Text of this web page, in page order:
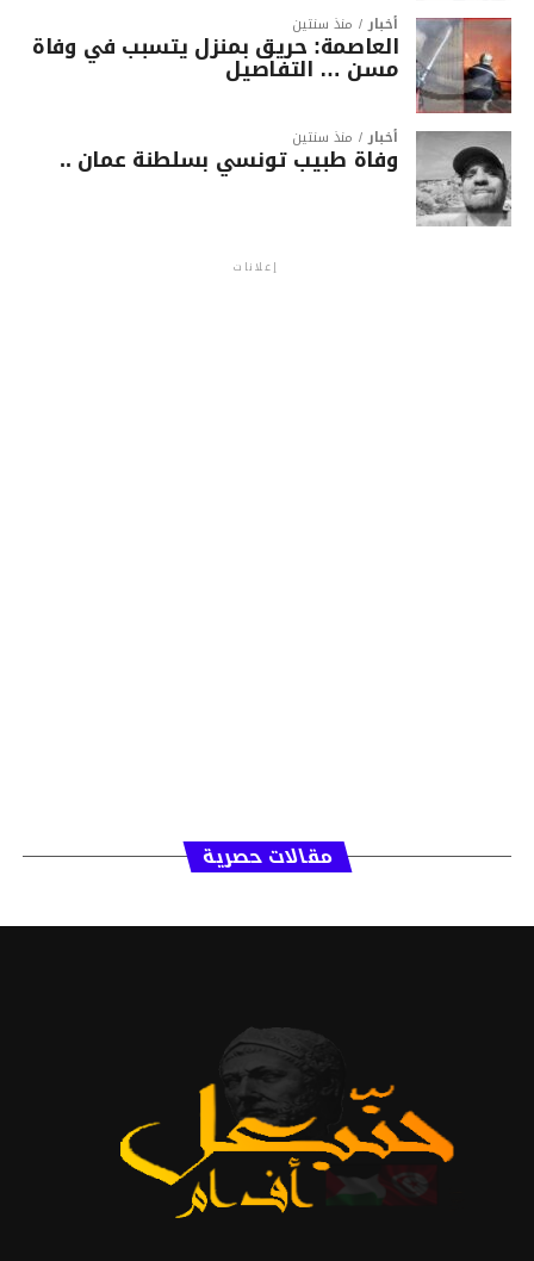
أخبار منذ سنتين
العاصمة: حريق بمنزل يتسبب في وفاة
مسن … التفاصيل
أخبار منذ سنتين
وفاة طبيب تونسي بسلطنة عمان ..
إعلانات
مقالات حصرية